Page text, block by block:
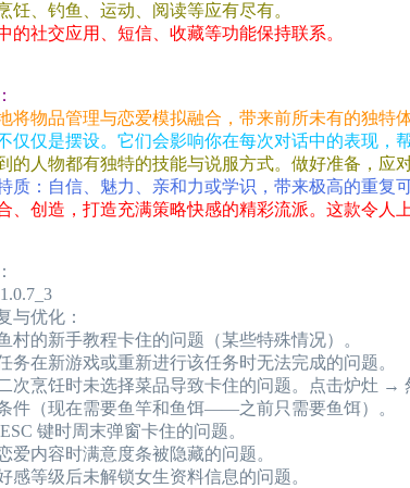
饪、钓鱼、运动、阅读等应有尽有。
的社交应用、短信、收藏等功能保持联系。
将物品管理与恋爱模拟融合，带来前所未有的独特体
仅仅是摆设。它们会影响你在每次对话中的表现，
的人物都有独特的技能与说服方式。做好准备，应
质：自信、魅力、亲和力或学识，带来极高的重复
、创造，打造充满策略快感的精彩流派。这款令人
与优化：
村的新手教程卡住的问题（某些特殊情况）。
务在新游戏或重新进行该任务时无法完成的问题。
次烹饪时未选择菜品导致卡住的问题。点击炉灶 →
件（现在需要鱼竿和鱼饵——之前只需要鱼饵）。
键时周末弹窗卡住的问题。
爱内容时满意度条被隐藏的问题。
感等级后未解锁女生资料信息的问题。